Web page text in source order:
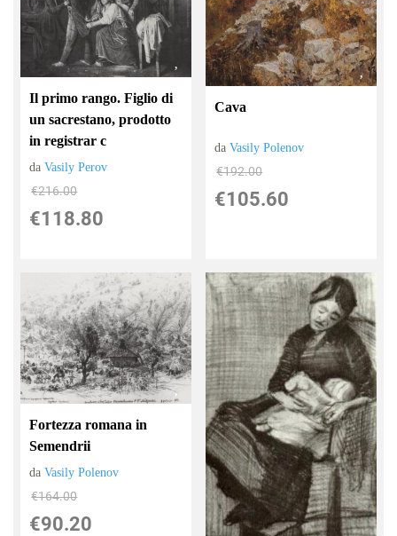
Il primo rango. Figlio di
un sacrestano, prodotto
in registrar c
daVasily Perov
€216.00
€118.80
Cava
daVasily Polenov
€192.00
€105.60
Fortezza romana in
Semendrii
daVasily Polenov
€164.00
€90.20